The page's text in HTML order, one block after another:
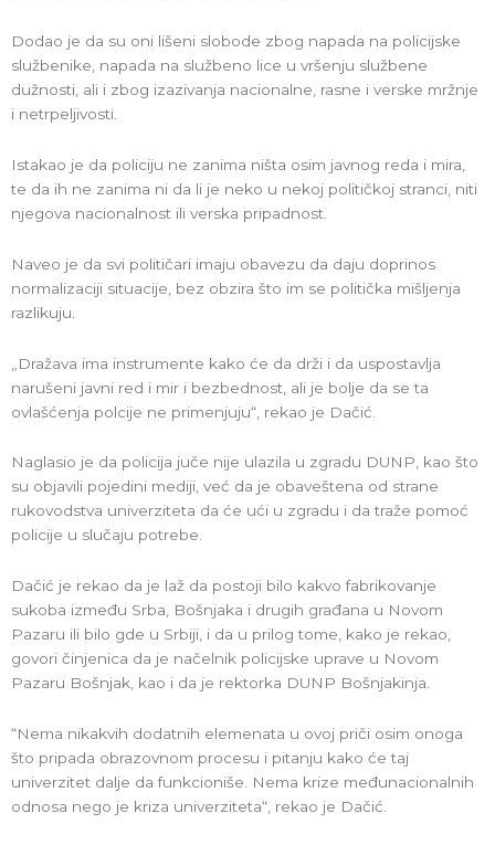
Dodao je da su oni lišeni slobode zbog napada na policijske
službenike, napada na službeno lice u vršenju službene
dužnosti, ali i zbog izazivanja nacionalne, rasne i verske mržnje
i netrpeljivosti.
Istakao je da policiju ne zanima ništa osim javnog reda i mira,
te da ih ne zanima ni da li je neko u nekoj političkoj stranci, niti
njegova nacionalnost ili verska pripadnost.
Naveo je da svi političari imaju obavezu da daju doprinos
normalizaciji situacije, bez obzira što im se politička mišljenja
razlikuju.
„Dražava ima instrumente kako će da drži i da uspostavlja
narušeni javni red i mir i bezbednost, ali je bolje da se ta
ovlašćenja polcije ne primenjuju“, rekao je Dačić.
Naglasio je da policija juče nije ulazila u zgradu DUNP, kao što
su objavili pojedini mediji, već da je obaveštena od strane
rukovodstva univerziteta da će ući u zgradu i da traže pomoć
policije u slučaju potrebe.
Dačić je rekao da je laž da postoji bilo kakvo fabrikovanje
sukoba između Srba, Bošnjaka i drugih građana u Novom
Pazaru ili bilo gde u Srbiji, i da u prilog tome, kako je rekao,
govori činjenica da je načelnik policijske uprave u Novom
Pazaru Bošnjak, kao i da je rektorka DUNP Bošnjakinja.
“Nema nikakvih dodatnih elemenata u ovoj priči osim onoga
što pripada obrazovnom procesu i pitanju kako će taj
univerzitet dalje da funkcioniše. Nema krize međunacionalnih
odnosa nego je kriza univerziteta“, rekao je Dačić.